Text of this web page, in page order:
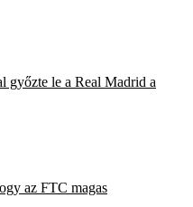
le a Real Madrid a
az FTC magas